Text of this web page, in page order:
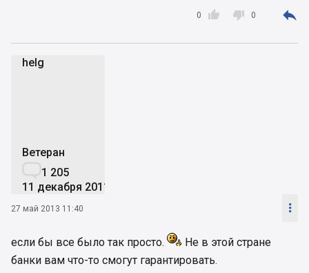

0  0 
helg
Ветеран
1 205
11 декабря 2011
27 май 2013 11:40 
если бы все было так просто.
Не в этой стране
банки вам что-то смогут гарантировать.